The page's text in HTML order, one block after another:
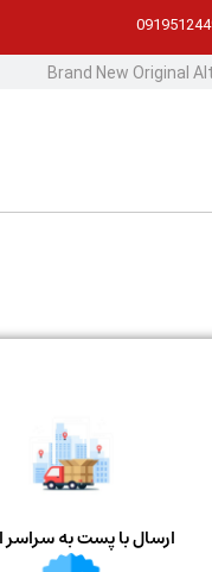
ارسال با پست به سراسر